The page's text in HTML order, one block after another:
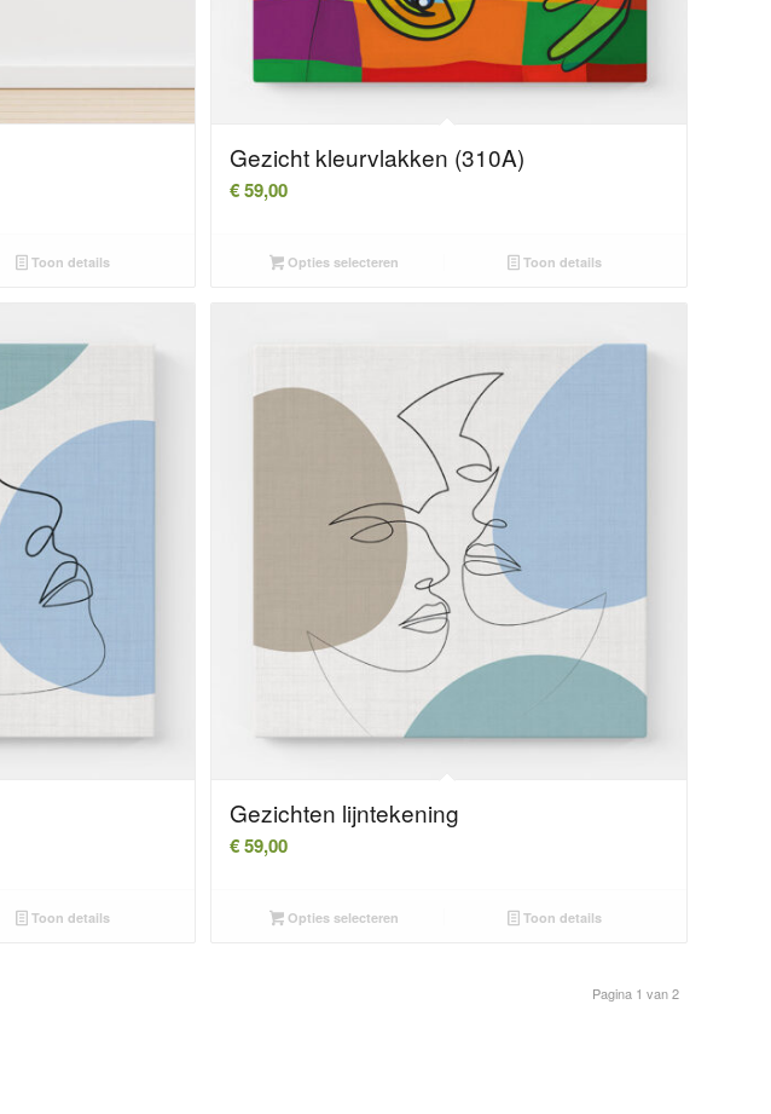
Toon details
Gezicht kleurvlakken (310A)
€59,00
Opties selecteren Toon details
Toon details
Gezichten lijntekening
€59,00
Opties selecteren Toon details
Pagina 1 van 2